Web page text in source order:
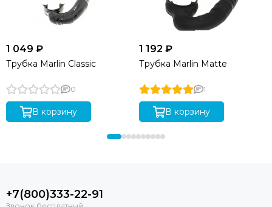
1 049 ₽
Трубка Marlin Classic
0
В корзину
1 192 ₽
Трубка Marlin Matte
1
В корзину
+7(800)333-22-91